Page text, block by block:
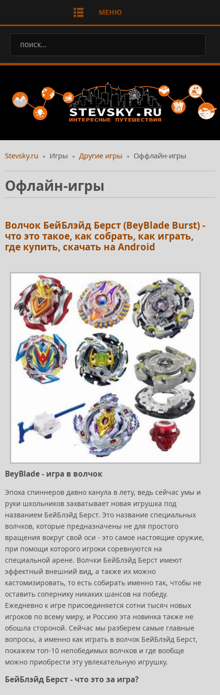
МЕНЮ
Stevsky.ru Игры Другие игры Оффлайн-игры
Офлайн-игры
Волчок БейБлэйд Берст (BeyBlade Burst) -
что это такое, как собрать, как играть,
где купить, скачать на Android
BeyBlade - игра в волчок
Эпоха спиннеров давно канула в лету, ведь сейчас умы и
руки школьников захватывает новая игрушка под
названием БейБлэйд Берст. Это название специальных
волчков, которые предназначены не для простого
вращения вокруг свой оси - это самое настоящие оружие,
при помощи которого игроки соревнуются на
специальной арене. Волчки БейБлэйд Берст имеют
эффектный внешний вид, а также их можно
кастомизировать, то есть собирать именно так, чтобы не
оставить сопернику никаких шансов на победу.
Ежедневно к игре присоединяется сотни тысяч новых
игроков по всему миру, и Россию эта новинка также не
обошла стороной. Сейчас мы разберем самые главные
вопросы, а именно как играть в волчок БейБлэйд Берст,
покажем топ-10 непобедимых волчков и где вообще
можно приобрести эту увлекательную игрушку.
БейБлэйд Берст - что это за игра?